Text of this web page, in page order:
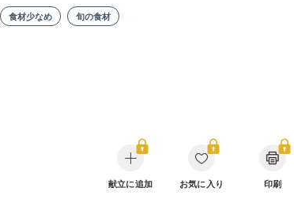
食材少なめ 旬の食材
献立に追加 お気に入り 印刷